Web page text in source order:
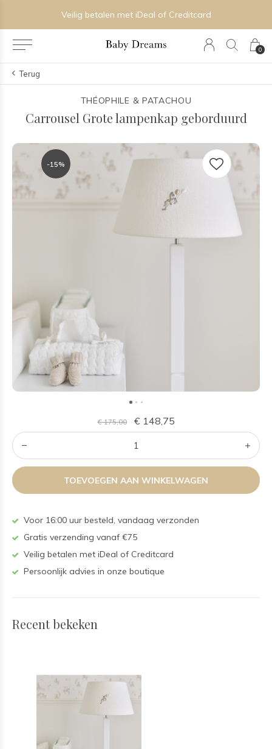
0
Veilig betalen met iDeal of Creditcard
Terug
THÉOPHILE & PATACHOU
Carrousel Grote lampenkap geborduurd
-15%
€ 175,00 € 148,75
TOEVOEGEN AAN WINKELWAGEN
Voor 16:00 uur besteld, vandaag verzonden
Gratis verzending vanaf €75
Veilig betalen met iDeal of Creditcard
Persoonlijk advies in onze boutique
Recent bekeken